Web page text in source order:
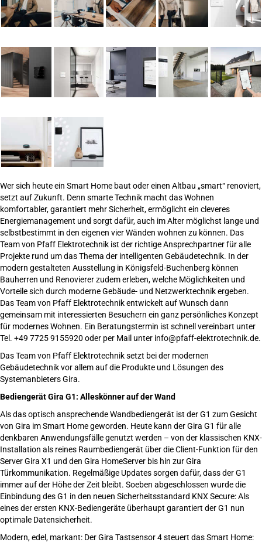
Wer sich heute ein Smart Home baut oder einen Altbau „smart“ renoviert,
setzt auf Zukunft. Denn smarte Technik macht das Wohnen
komfortabler, garantiert mehr Sicherheit, ermöglicht ein cleveres
Energiemanagement und sorgt dafür, auch im Alter möglichst lange und
selbstbestimmt in den eigenen vier Wänden wohnen zu können. Das
Team von Pfaff Elektrotechnik ist der richtige Ansprechpartner für alle
Projekte rund um das Thema der intelligenten Gebäudetechnik. In der
modern gestalteten Ausstellung in Königsfeld-Buchenberg können
Bauherren und Renovierer zudem erleben, welche Möglichkeiten und
Vorteile sich durch moderne Gebäude- und Netzwerktechnik ergeben.
Das Team von Pfaff Elektrotechnik entwickelt auf Wunsch dann
gemeinsam mit interessierten Besuchern ein ganz persönliches Konzept
für modernes Wohnen. Ein Beratungstermin ist schnell vereinbart unter
Tel. +49 7725 9155920 oder per Mail unter info@pfaff-elektrotechnik.de.
Das Team von Pfaff Elektrotechnik setzt bei der modernen
Gebäudetechnik vor allem auf die Produkte und Lösungen des
Systemanbieters Gira.
Bediengerät Gira G1: Alleskönner auf der Wand
Als das optisch ansprechende Wandbediengerät ist der G1 zum Gesicht
von Gira im Smart Home geworden. Heute kann der Gira G1 für alle
denkbaren Anwendungsfälle genutzt werden – von der klassischen KNX-
Installation als reines Raumbediengerät über die Client-Funktion für den
Server Gira X1 und den Gira HomeServer bis hin zur Gira
Türkommunikation. Regelmäßige Updates sorgen dafür, dass der G1
immer auf der Höhe der Zeit bleibt. Soeben abgeschlossen wurde die
Einbindung des G1 in den neuen Sicherheitsstandard KNX Secure: Als
eines der ersten KNX-Bediengeräte überhaupt garantiert der G1 nun
optimale Datensicherheit.
Modern, edel, markant: Der Gira Tastsensor 4 steuert das Smart Home: